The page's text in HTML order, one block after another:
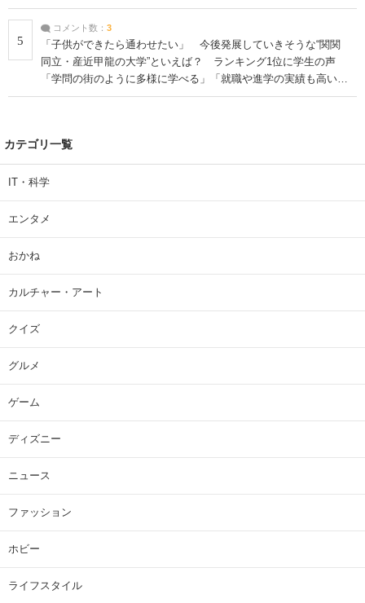
5
コメント数： 3
「子供ができたら通わせたい」 今後発展していきそうな“関関
同立・産近甲龍の大学”といえば？ ランキング1位に学生の声
「学問の街のように多様に学べる」「就職や進学の実績も高い」
| 大学 ねとらぼリサーチ
カテゴリ一覧
IT・科学
エンタメ
おかね
カルチャー・アート
クイズ
グルメ
ゲーム
ディズニー
ニュース
ファッション
ホビー
ライフスタイル